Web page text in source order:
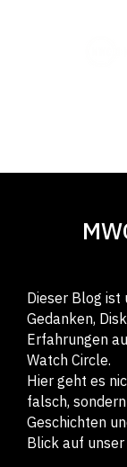
Dieser Blog ist
Gedanken,
Erfahrungen
Watch Circle.
Hier geht es
falsch,
Geschichten
Blick auf unser